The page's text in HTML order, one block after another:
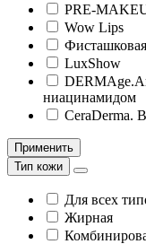
PRE-
Wow Lips
Фисташковая
LuxShow
ниацинамидом
CeraDermа.
Применить
Тип кожи
Для всех
Жирная